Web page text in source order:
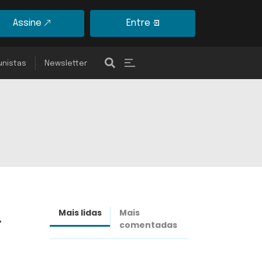
Assine Entre
Newsletter
Mais lidas
Mais
comentadas